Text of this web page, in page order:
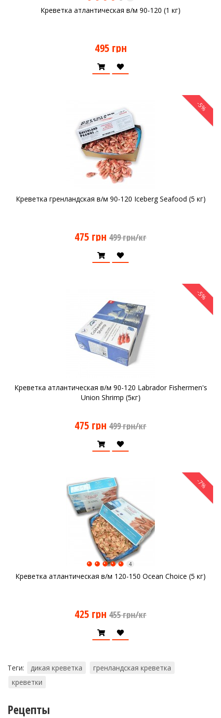
Креветка атлантическая в/м 90-120 (1 кг)
495 грн
-5%
Креветка гренландская в/м 90-120 Iceberg Seafood (5 кг)
475 грн 499 грн/кг
-5%
Креветка атлантическая в/м 90-120 Labrador Fishermen's
Union Shrimp (5кг)
475 грн 499 грн/кг
-7%
Креветка атлантическая в/м 120-150 Ocean Choice (5 кг)
4
425 грн 455 грн/кг
Теги: дикая креветка
гренландская креветка
креветки
Рецепты